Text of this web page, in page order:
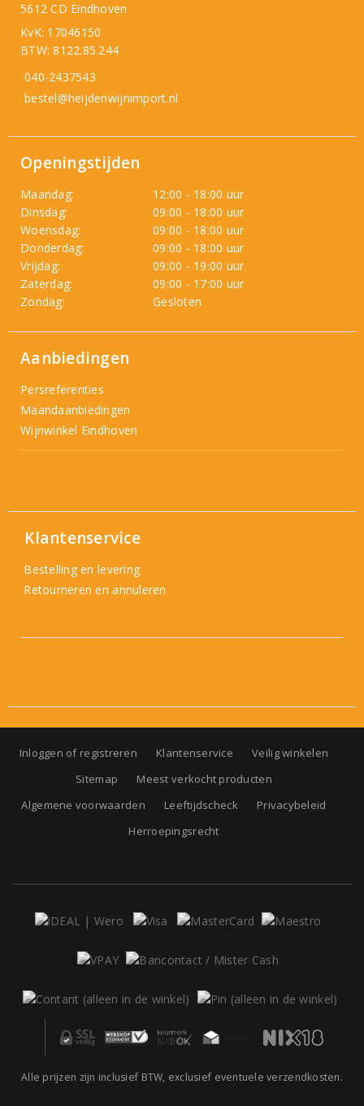
5612 CD Eindhoven
KvK: 17046150
BTW: 8122.85.244
040-2437543
bestel@heijdenwijnimport.nl
Openingstijden
Maandag:
12:00 - 18:00 uur
Dinsdag:
09:00 - 18:00 uur
Woensdag:
09:00 - 18:00 uur
Donderdag:
09:00 - 18:00 uur
Vrijdag:
09:00 - 19:00 uur
Zaterdag:
09:00 - 17:00 uur
Zondag:
Gesloten
Aanbiedingen
Persreferenties
Maandaanbiedingen
Wijnwinkel Eindhoven
Klantenservice
Bestelling en levering
Retourneren en annuleren
Inloggen of registreren Klantenservice
Veilig winkelen
Sitemap
Meest verkocht producten
Algemene voorwaarden
Leeftijdscheck
Privacybeleid
Herroepingsrecht
Alle prijzen zijn inclusief BTW, exclusief eventuele verzendkosten.